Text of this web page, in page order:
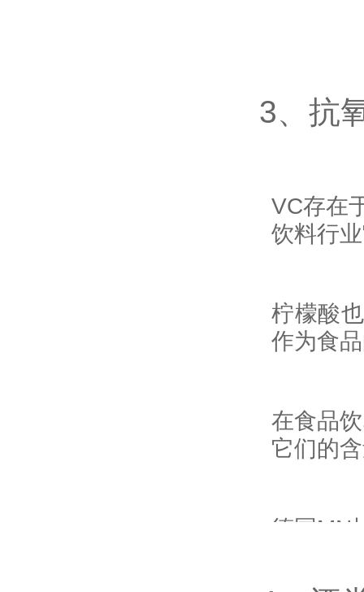
3、抗
VC存在
饮料行
柠檬酸
作为食
在食品
它们的
德国MN
酸的含